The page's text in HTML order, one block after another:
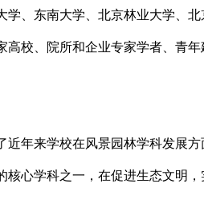
学、东南大学、北京林业大学、
高校、院所和企业专家学者、青
年来学校在风景园林学科发展方
核心学科之一，在促进生态文明